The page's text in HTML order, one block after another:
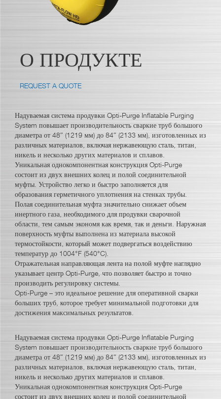
О ПРОДУКТЕ
REQUEST A QUOTE
Надуваемая система продувки Opti-Purge Inflatable Purging
System повышает производительность сваркие труб большого
диаметра от 48″ (1219 мм) до 84″ (2133 мм), изготовленных из
различных материалов, включая нержавеющую сталь, титан,
никель и несколько других материалов и сплавов.
Уникальная однокомпонентная конструкция Opti-Purge
состоит из двух внешних колец и полой соединительной
муфты. Устройство легко и быстро заполняется для
образования герметичного уплотнения на стенках трубы.
Полая соединительная муфта значительно снижает объем
инертного газа, необходимого для продувки сварочной
области, тем самым экономя как время, так и деньги. Наружная
поверхность муфты выполнена из материала высокой
термостойкости, который может подвергаться воздействию
температур до 1004°F (540°C).
Отражательная направляющая лента на полой муфте наглядно
указывает центр Opti-Purge, что позволяет быстро и точно
производить регулировку системы.
Opti-Purge – это идеальное решение для оперативной сварки
больших труб, которое требует минимальной подготовки для
достижения максимальных результатов.
Надуваемая система продувки Opti-Purge Inflatable Purging
System повышает производительность сваркие труб большого
диаметра от 48″ (1219 мм) до 84″ (2133 мм), изготовленных из
различных материалов, включая нержавеющую сталь, титан,
никель и несколько других материалов и сплавов.
Уникальная однокомпонентная конструкция Opti-Purge
состоит из двух внешних колец и полой соединительной